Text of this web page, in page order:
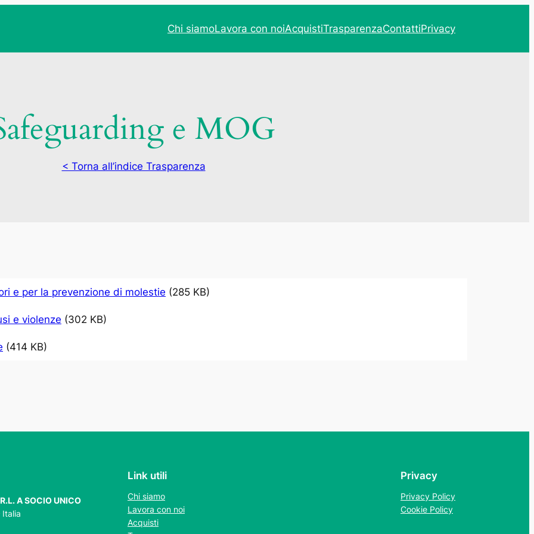
Chi siamoLavora con noiAcquistiTrasparenzaContattiPrivacy
e MOG
< Torna all’indice Trasparenza
e per la prevenzione di molestie (285 KB)
e violenze (302 KB)
(414 KB)
A SOCIO UNICO
Italia
Link utili
Chi siamo
Lavora con noi
Acquisti
Privacy
Privacy Policy
Cookie Policy